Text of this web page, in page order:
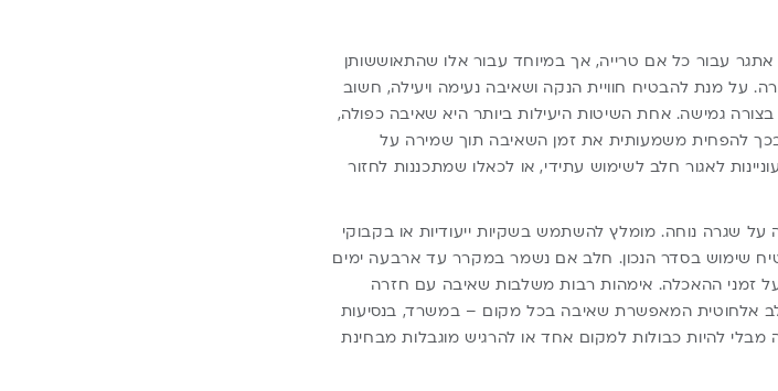
אתגר עבור כל אם טרייה, אך במיוחד עבור אלו שהתאוששותן
על מנת להבטיח חוויית הנקה ושאיבה נעימה ויעילה, חשוב
גמישה. אחת השיטות היעילות ביותר היא שאיבה כפולה,
להפחית משמעותית את זמן השאיבה תוך שמירה על
לאגור חלב לשימוש עתידי, או לכאלו שמתכננות לחזור
על שגרה נוחה. מומלץ להשתמש בשקיות ייעודיות או בקבוקי
שימוש בסדר הנכון. חלב אם נשמר במקרר עד ארבעה ימים
זמני ההאכלה. אימהות רבות משלבות שאיבה עם חזרה
אלחוטית המאפשרת שאיבה בכל מקום – במשרד, בנסיעות
להיות כבולות למקום אחד או להרגיש מוגבלות מבחינת